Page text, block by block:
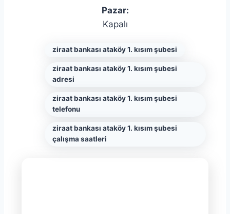
Pazar:
Kapalı
ziraat bankası ataköy 1. kısım şubesi
ziraat bankası ataköy 1. kısım şubesi
adresi
ziraat bankası ataköy 1. kısım şubesi
telefonu
ziraat bankası ataköy 1. kısım şubesi
çalışma saatleri